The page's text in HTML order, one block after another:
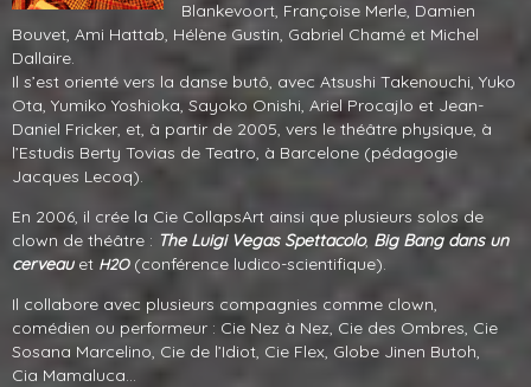
Blankevoort, Françoise Merle, Damien
Bouvet, Ami Hattab, Hélène Gustin, Gabriel Chamé et Michel
Dallaire.
Il s’est orienté vers la danse butô, avec Atsushi Takenouchi, Yuko
Ota, Yumiko Yoshioka, Sayoko Onishi, Ariel Procajlo et Jean-
Daniel Fricker, et, à partir de 2005, vers le théâtre physique, à
l’Estudis Berty Tovias de Teatro, à Barcelone (pédagogie
Jacques Lecoq).
En 2006, il crée la Cie CollapsArt ainsi que plusieurs solos de
clown de théâtre : The Luigi Vegas Spettacolo, Big Bang dans un
cerveauet H2O(conférence ludico-scientifique).
Il collabore avec plusieurs compagnies comme clown,
comédien ou performeur : Cie Nez à Nez, Cie des Ombres, Cie
Sosana Marcelino, Cie de l’Idiot, Cie Flex, Globe Jinen Butoh,
Cia Mamaluca…